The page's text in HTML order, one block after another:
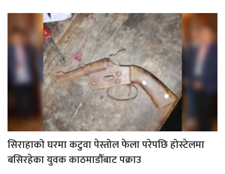
सिराहाको घरमा कटुवा पेस्तोल फेला परेपछि होस्टेलमा
बसिरहेका युवक काठमाडौँबाट पक्राउ